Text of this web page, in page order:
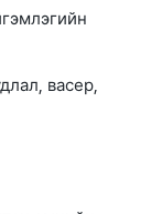
васер,